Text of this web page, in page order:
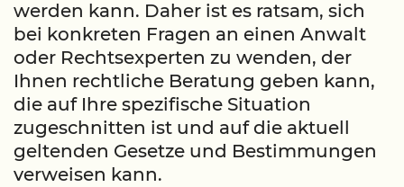
werden kann. Daher ist es ratsam, sich
bei konkreten Fragen an einen Anwalt
oder Rechtsexperten zu wenden, der
Ihnen rechtliche Beratung geben kann,
die auf Ihre spezifische Situation
zugeschnitten ist und auf die aktuell
geltenden Gesetze und Bestimmungen
verweisen kann.